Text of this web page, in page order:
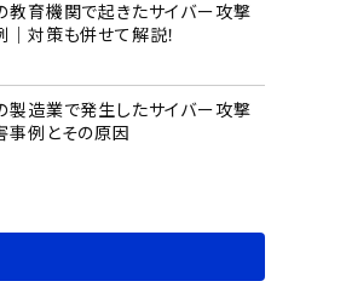
教育機関で起きたサイバー攻撃
｜対策も併せて解説！
製造業で発生したサイバー攻撃
事例とその原因